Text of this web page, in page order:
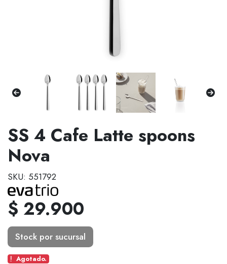
SS 4 Cafe Latte spoons
Nova
SKU: 551792
$ 29.900
Stock por sucursal
Agotado.